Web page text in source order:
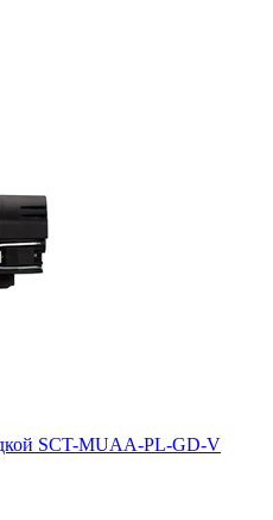
SCT-MUAA-PL-GD-V